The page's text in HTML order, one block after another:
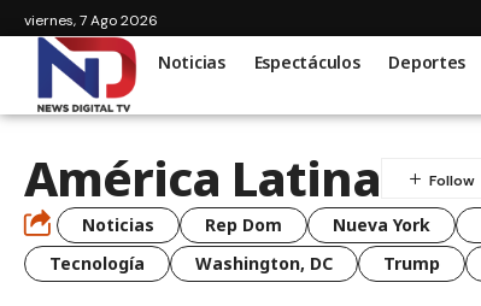
viernes, 7 Ago 2026
Noticias Espectáculos Deportes
América Latina
Noticias Rep Dom Nueva York
Tecnología
Washington, DC Trump